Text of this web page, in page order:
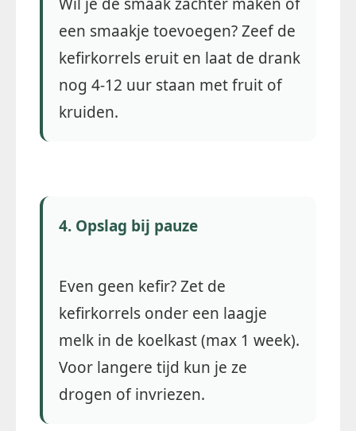
Wil je de smaak zachter maken of
een smaakje toevoegen? Zeef de
kefirkorrels eruit en laat de drank
nog 4-12 uur staan met fruit of
kruiden.
4. Opslag bij pauze
Even geen kefir? Zet de
kefirkorrels onder een laagje
melk in de koelkast (max 1 week).
Voor langere tijd kun je ze
drogen of invriezen.